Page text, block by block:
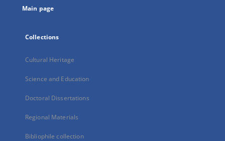
Main page
Collections
Cultural Heritage
Science and Education
Doctoral Dissertations
Regional Materials
Bibliophile collection